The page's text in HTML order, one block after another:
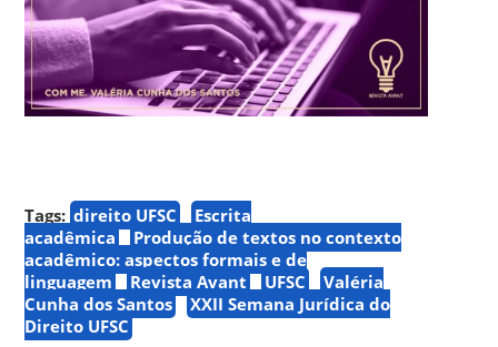
Tags: direito UFSC
Escrita
acadêmica
Produção de textos no contexto
acadêmico: aspectos formais e de
linguagem
Revista Avant UFSC
Valéria
Cunha dos Santos
XXII Semana Jurídica do
Direito UFSC